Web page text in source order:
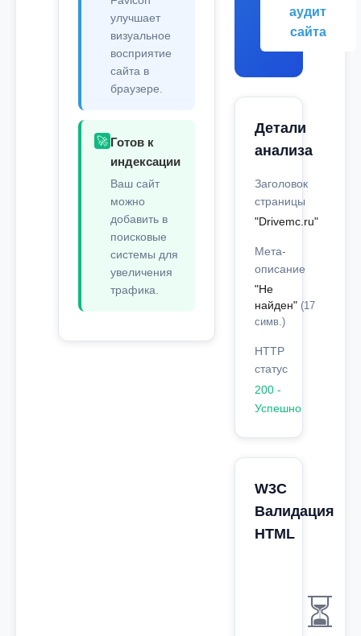
улучшает
визуальное
восприятие
сайта в
браузере.
🚀 Готов к
индексации
Ваш сайт
можно
добавить в
поисковые
системы для
увеличения
трафика.
аудит
сайта
Детали
анализа
Заголовок
страницы
"Drivemc.ru"
Мета-
описание
"Не
найден" (17
симв.)
HTTP
статус
200 -
Успешно
W3C
Валидация
HTML
⏳